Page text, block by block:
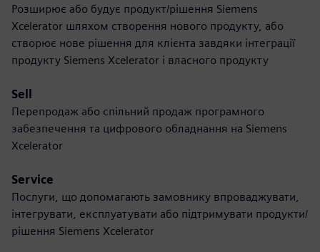
Розширює або будує продукт/рішення Siemens
Xcelerator шляхом створення нового продукту, або
створює нове рішення для клієнта завдяки інтеграції
продукту Siemens Xcelerator і власного продукту
Sell
Перепродаж або спільний продаж програмного
забезпечення та цифрового обладнання на Siemens
Xcelerator
Service
Послуги, що допомагають замовнику впроваджувати,
інтегрувати, експлуатувати або підтримувати продукти/
рішення Siemens Xcelerator